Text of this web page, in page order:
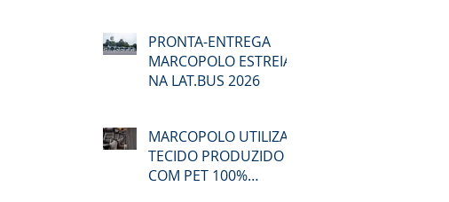
PRONTA-ENTREGA
MARCOPOLO ESTREIA
NA LAT.BUS 2026
MARCOPOLO UTILIZA
TECIDO PRODUZIDO
COM PET 100%